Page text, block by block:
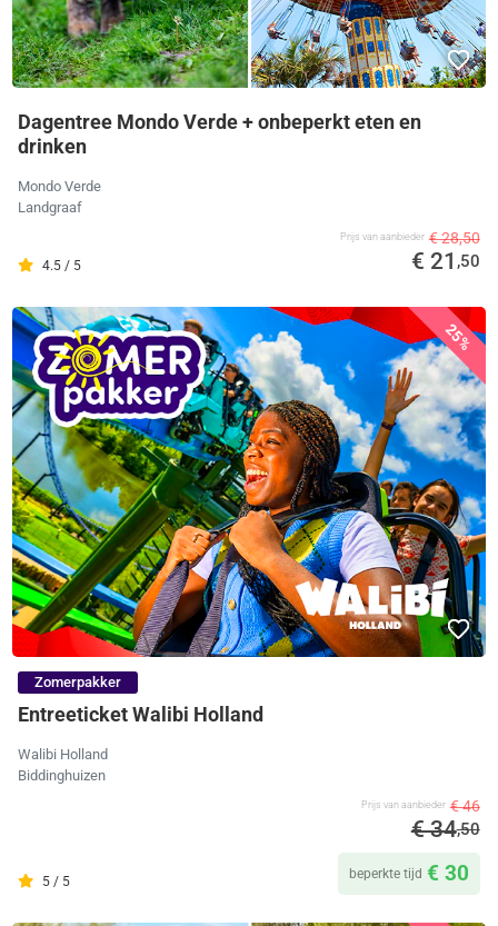
Dagentree Mondo Verde + onbeperkt eten en
drinken
Mondo Verde
Landgraaf
4.5 / 5
Prijs van aanbieder € 28,50
€ 21 ,50
25%
Zomerpakker
Entreeticket Walibi Holland
Walibi Holland
Biddinghuizen
5 / 5
Prijs van aanbieder € 46
€ 34,50
beperkte tijd € 30